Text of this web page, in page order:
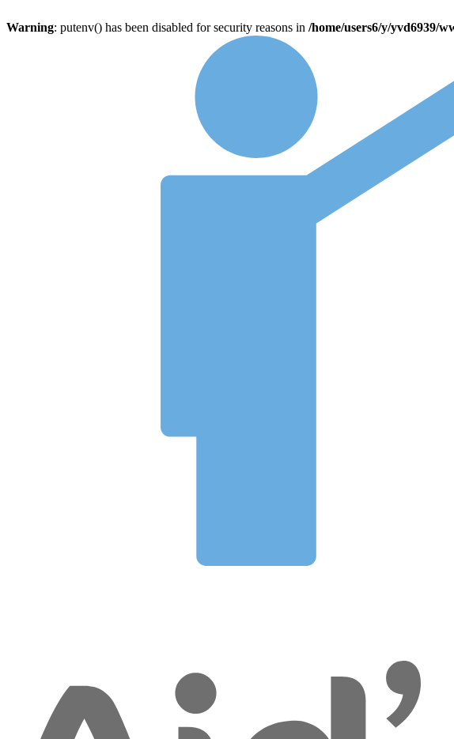
Warning: putenv() has been disabled for security reasons in /home/users6/y/yvd6939/